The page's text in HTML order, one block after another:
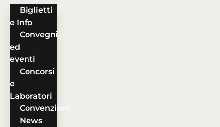
Biglietti
e Info
Convegni
ed
eventi
Concorsi
e
Laboratori
Convenzioni
News